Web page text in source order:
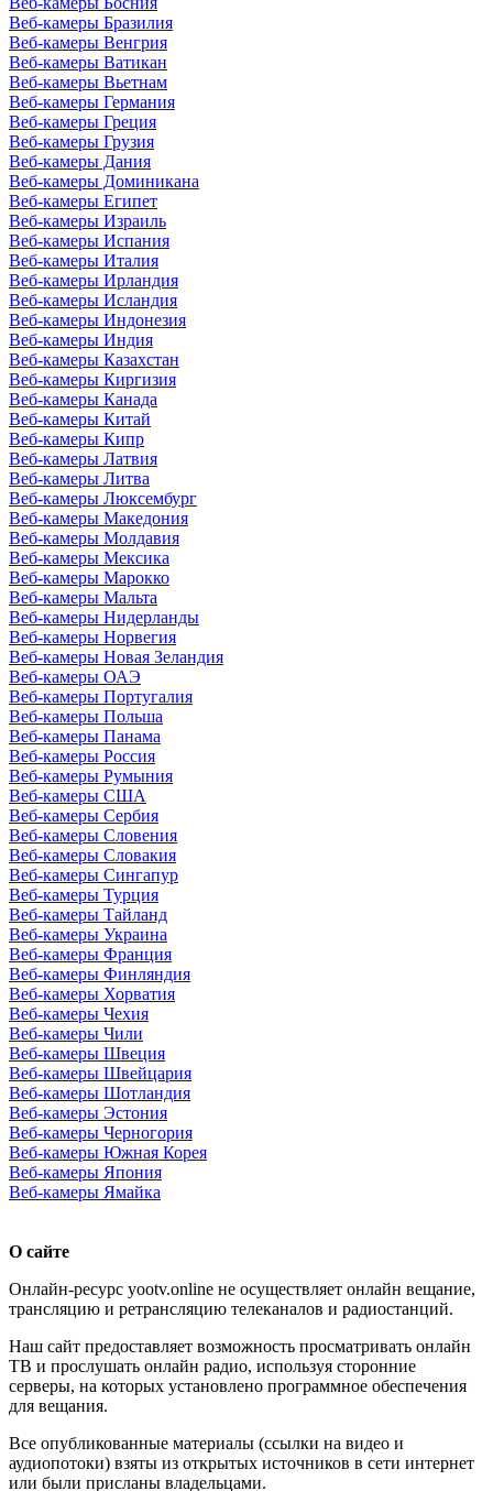
Веб-камеры Бразилия
Веб-камеры Венгрия
Веб-камеры Ватикан
Веб-камеры Вьетнам
Веб-камеры Германия
Веб-камеры Греция
Веб-камеры Грузия
Веб-камеры Дания
Веб-камеры Доминикана
Веб-камеры Египет
Веб-камеры Израиль
Веб-камеры Испания
Веб-камеры Италия
Веб-камеры Ирландия
Веб-камеры Исландия
Веб-камеры Индонезия
Веб-камеры Индия
Веб-камеры Казахстан
Веб-камеры Киргизия
Веб-камеры Канада
Веб-камеры Китай
Веб-камеры Кипр
Веб-камеры Латвия
Веб-камеры Литва
Веб-камеры Люксембург
Веб-камеры Македония
Веб-камеры Молдавия
Веб-камеры Мексика
Веб-камеры Марокко
Веб-камеры Мальта
Веб-камеры Нидерланды
Веб-камеры Норвегия
Веб-камеры Новая Зеландия
Веб-камеры ОАЭ
Веб-камеры Португалия
Веб-камеры Польша
Веб-камеры Панама
Веб-камеры Россия
Веб-камеры Румыния
Веб-камеры США
Веб-камеры Сербия
Веб-камеры Словения
Веб-камеры Словакия
Веб-камеры Сингапур
Веб-камеры Турция
Веб-камеры Тайланд
Веб-камеры Украина
Веб-камеры Франция
Веб-камеры Финляндия
Веб-камеры Хорватия
Веб-камеры Чехия
Веб-камеры Чили
Веб-камеры Швеция
Веб-камеры Швейцария
Веб-камеры Шотландия
Веб-камеры Эстония
Веб-камеры Черногория
Веб-камеры Южная Корея
Веб-камеры Япония
Веб-камеры Ямайка
О сайте
Онлайн-ресурс yootv.online не осуществляет онлайн вещание,
трансляцию и ретрансляцию телеканалов и радиостанций.
Наш сайт предоставляет возможность просматривать онлайн
ТВ и прослушать онлайн радио, используя сторонние
серверы, на которых установлено программное обеспечения
для вещания.
Все опубликованные материалы (ссылки на видео и
аудиопотоки) взяты из открытых источников в сети интернет
или были присланы владельцами.